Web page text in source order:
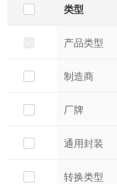
类型
产品类型
制造商
厂牌
通用封装
转换类型